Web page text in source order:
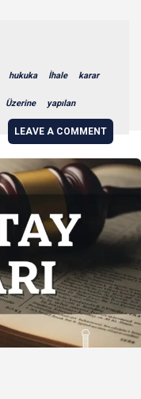
hukuka İhale karar
Üzerine yapılan
LEAVE A COMMENT